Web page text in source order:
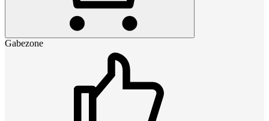
Gabezone